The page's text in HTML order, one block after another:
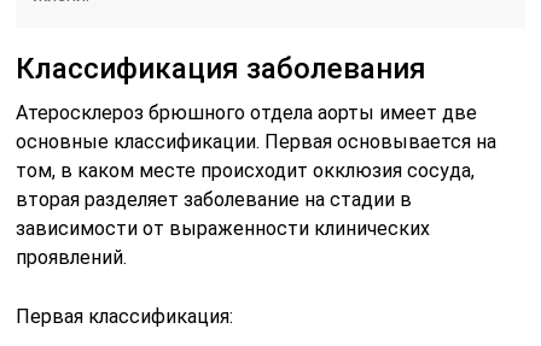
Классификация заболевания
Атеросклероз брюшного отдела аорты имеет две
основные классификации. Первая основывается на
том, в каком месте происходит окклюзия сосуда,
вторая разделяет заболевание на стадии в
зависимости от выраженности клинических
проявлений.
Первая классификация: